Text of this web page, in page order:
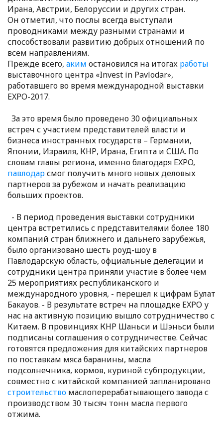
Ирана, Австрии, Белоруссии и других стран.
Он отметил, что послы всегда выступали
проводниками между разными странами и
способствовали развитию добрых отношений по
всем направлениям.
Прежде всего, аким остановился на итогах работы
выставочного центра «Invest in Pavlodar»,
работавшего во время международной выставки
EXPO-2017.
За это время было проведено 30 официальных
встреч с участием представителей власти и
бизнеса иностранных государств – Германии,
Японии, Израиля, КНР, Ирана, Египта и США. По
словам главы региона, именно благодаря EXPO,
павлодарсмог получить много новых деловых
партнеров за рубежом и начать реализацию
больших проектов.
- В период проведения выставки сотрудники
центра встретились с представителями более 180
компаний стран ближнего и дальнего зарубежья,
было организовано шесть роуд-шоу в
Павлодарскую область, офциальные делегации и
сотрудники центра приняли участие в более чем
25 мероприятиях республиканского и
международного уровня, - перешел к цифрам Булат
Бакауов. - В результате встреч на площадке EXPO у
нас на активную позицию вышло сотрудничество с
Китаем. В провинциях КНР Шаньси и Шэньси были
подписаны соглашения о сотрудничестве. Сейчас
готовятся предложения для китайских партнеров
по поставкам мяса баранины, масла
подсолнечника, кормов, куриной субпродукции,
совместно с китайской компанией запланировано
строительство маслоперерабатывающего завода с
производством 30 тысяч тонн масла первого
отжима.